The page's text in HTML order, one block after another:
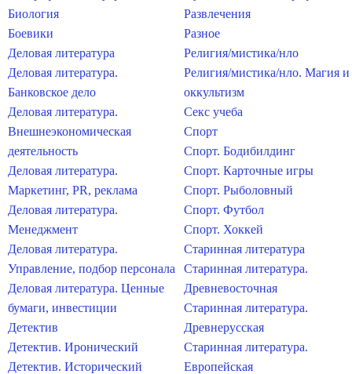
Биология
Боевики
Деловая литература
Деловая литература.
Банковское дело
Деловая литература.
Внешнеэкономическая
деятельность
Деловая литература.
Маркетинг, PR, реклама
Деловая литература.
Менеджмент
Деловая литература.
Управление, подбор персонала
Деловая литература. Ценные
бумаги, инвестиции
Детектив
Детектив. Иронический
Детектив. Исторический
Развлечения
Разное
Религия/мистика/нло
Религия/мистика/нло. Магия и
оккультизм
Секс учеба
Спорт
Спорт. Бодибилдинг
Спорт. Карточные игры
Спорт. Рыболовный
Спорт. Футбол
Спорт. Хоккей
Старинная литература
Старинная литература.
Древневосточная
Старинная литература.
Древнерусская
Старинная литература.
Европейская